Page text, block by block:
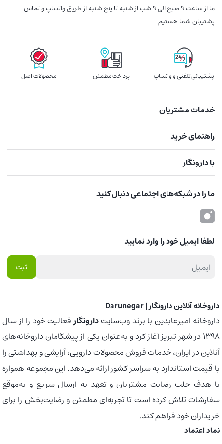
ما از ساعت 9 صبح الی 9 شب از شنبه تا پنج شنبه از طریق واتساپ و تماس
پشتیبان شما هستیم
پشتیبانی تلفنی و واتساپ پرداخت مطمئن محصولات اصل
خدمات مشتریان
راهنمای خرید
با دارونگار
ما را در شبکه‌های اجتماعی دنبال کنید
لطفا ایمیل خود را وارد نمایید
داروخانه آنلاین دارونگار | Darunegar
داروخانه امیرعابدین با برند وب‌سایتدارونگارفعالیت خود را از سال
1398 در شهر تبریز آغاز کرد و به‌عنوان یکی از پیشگامان داروخانه‌های
آنلاین در ایران، خدمات فروش محصولات دارویی، آرایشی و بهداشتی را
با قیمت استاندارد به سراسر کشور ارائه می‌دهد. این مجموعه همواره
با هدف جلب رضایت مشتریان و تعهد به ارسال سریع و به‌موقع
سفارشات تلاش کرده است تا تجربه‌ای مطمئن و رضایت‌بخش را برای
خریداران خود فراهم کند.
نماد اعتماد